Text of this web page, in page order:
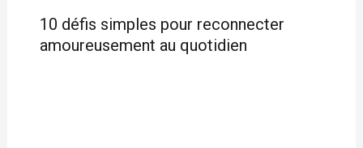
10 défis simples pour reconnecter
amoureusement au quotidien